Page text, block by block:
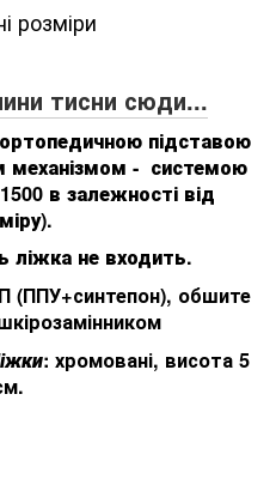
розміри
тисни сюди...
підставою
механізмом - системою
в залежності від
ліжка не входить.
(ППУ+синтепон), обшите
: хромовані, висота 5